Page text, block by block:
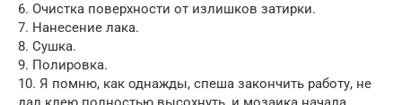
6. Очистка поверхности от излишков затирки.
7. Нанесение лака.
8. Сушка.
9. Полировка.
10. Я помню, как однажды, спеша закончить работу, не